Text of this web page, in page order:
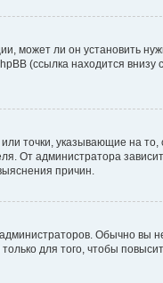
может ли он установить
(ссылка находится внизу
точки, указывающие на то,
От администратора
причин.
Обычно вы
для того, чтобы